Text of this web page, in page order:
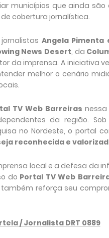
municípios que ainda são
cobertura jornalística.
Angela Pimenta
News Desert, da
da imprensa. A iniciativa
melhor o cenário
TV Web Barreiras
da região.
no Nordeste, o portal
reconhecida e
local e a defesa da
do Portal TV Web
reforça seu
/ Jornalista DRT 0889